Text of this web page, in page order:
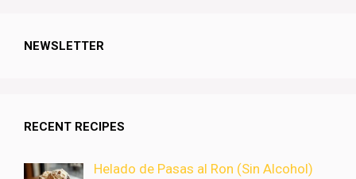
NEWSLETTER
RECENT RECIPES
Helado de Pasas al Ron (Sin Alcohol)